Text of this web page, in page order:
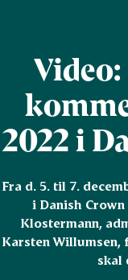
2022 i
Fra d. 5. til 7.
i Danish
Klostermann,
Karsten
skal